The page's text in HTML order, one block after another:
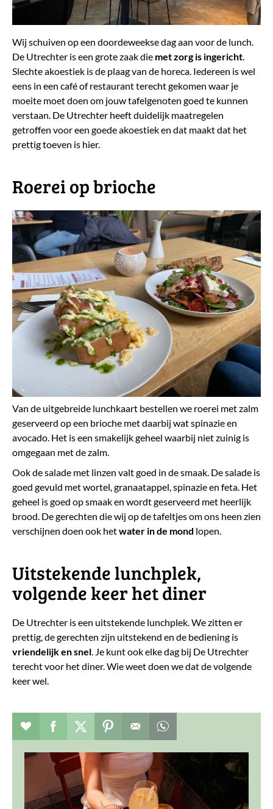
Wij schuiven op een doordeweekse dag aan voor de lunch.
De Utrechter is een grote zaak die met zorg is ingericht.
Slechte akoestiek is de plaag van de horeca. Iedereen is wel
eens in een café of restaurant terecht gekomen waar je
moeite moet doen om jouw tafelgenoten goed te kunnen
verstaan. De Utrechter heeft duidelijk maatregelen
getroffen voor een goede akoestiek en dat maakt dat het
prettig toeven is hier.
Roerei op brioche
Van de uitgebreide lunchkaart bestellen we roerei met zalm
geserveerd op een brioche met daarbij wat spinazie en
avocado. Het is een smakelijk geheel waarbij niet zuinig is
omgegaan met de zalm.
Ook de salade met linzen valt goed in de smaak. De salade is
goed gevuld met wortel, granaatappel, spinazie en feta. Het
geheel is goed op smaak en wordt geserveerd met heerlijk
brood. De gerechten die wij op de tafeltjes om ons heen zien
verschijnen doen ook hetwater in de mond lopen.
Uitstekende lunchplek,
volgende keer het diner
De Utrechter is een uitstekende lunchplek. We zitten er
prettig, de gerechten zijn uitstekend en de bediening is
vriendelijk en snel. Je kunt ook elke dag bij De Utrechter
terecht voor het diner. Wie weet doen we dat de volgende
keer wel.
Verhaal toevoegen aan favorieten
Deel dit op facebook
Deel dit op twitter
Deel dit op pinterest